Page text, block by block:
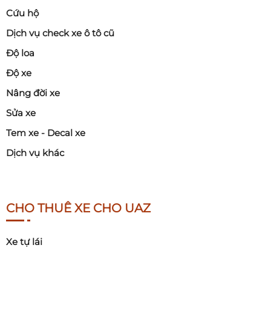
Cứu hộ
Dịch vụ check xe ô tô cũ
Độ loa
Độ xe
Nâng đời xe
Sửa xe
Tem xe - Decal xe
Dịch vụ khác
CHO THUÊ XE CHO UAZ
Xe tự lái